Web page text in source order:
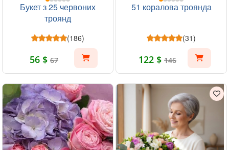
Букет з 25 червоних
троянд
(186)
56 $ 67
51 коралова троянда
(31)
122 $ 146